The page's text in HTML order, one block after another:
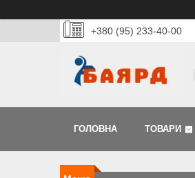
+380 (95) 233-40-00
ГОЛОВНА ТОВАРИ